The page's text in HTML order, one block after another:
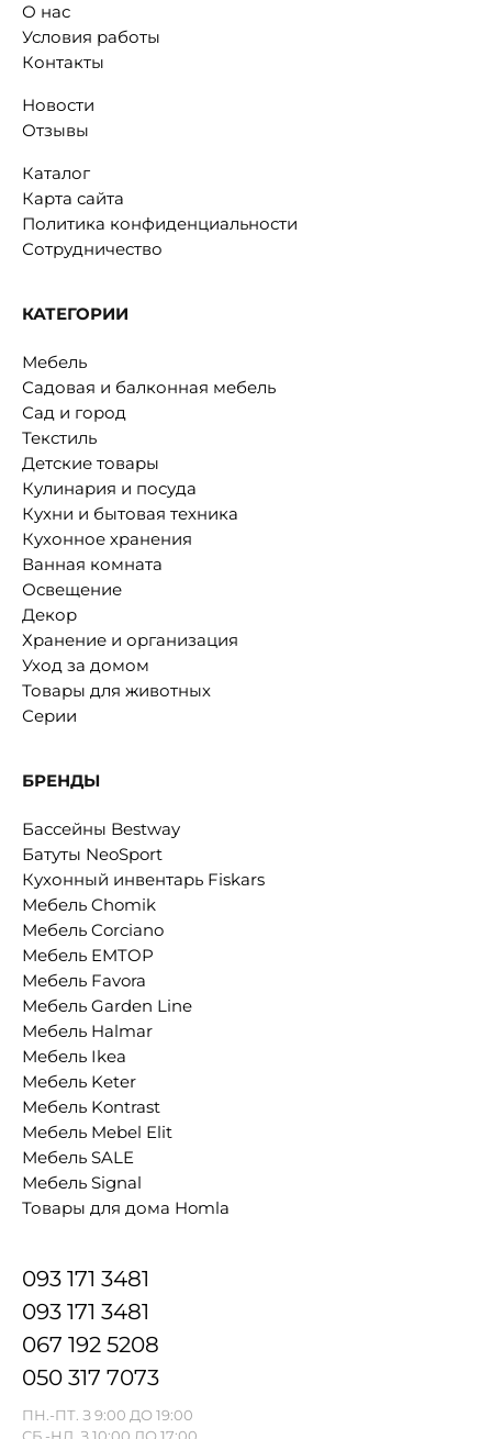
О нас
Условия работы
Контакты
Новости
Отзывы
Каталог
Карта сайта
Политика конфиденциальности
Сотрудничество
КАТЕГОРИИ
Мебель
Садовая и балконная мебель
Сад и город
Текстиль
Детские товары
Кулинария и посуда
Кухни и бытовая техника
Кухонное хранения
Ванная комната
Освещение
Декор
Хранение и организация
Уход за домом
Товары для животных
Серии
БРЕНДЫ
Бассейны Bestway
Батуты NeoSport
Кухонный инвентарь Fiskars
Мебель Chomik
Мебель Corciano
Мебель EMTOP
Мебель Favora
Мебель Garden Line
Мебель Halmar
Мебель Ikea
Мебель Keter
Мебель Kontrast
Мебель Mebel Elit
Мебель SALE
Мебель Signal
Товары для дома Homla
093 171 3481
093 171 3481
067 192 5208
050 317 7073
ПН.-ПТ. З 9:00 ДО 19:00